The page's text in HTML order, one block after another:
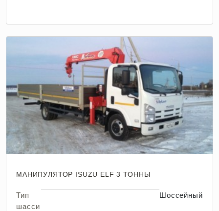
МАНИПУЛЯТОР ISUZU ELF 3 ТОННЫ
Тип
шасси
Шоссейный